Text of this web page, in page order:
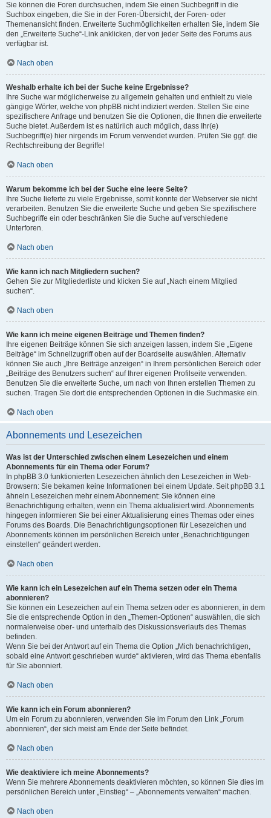
Sie können die Foren durchsuchen, indem Sie einen Suchbegriff in die
Suchbox eingeben, die Sie in der Foren-Übersicht, der Foren- oder
Themenansicht finden. Erweiterte Suchmöglichkeiten erhalten Sie, indem Sie
den „Erweiterte Suche“-Link anklicken, der von jeder Seite des Forums aus
verfügbar ist.
Nach oben
Weshalb erhalte ich bei der Suche keine Ergebnisse?
Ihre Suche war möglicherweise zu allgemein gehalten und enthielt zu viele
gängige Wörter, welche von phpBB nicht indiziert werden. Stellen Sie eine
spezifischere Anfrage und benutzen Sie die Optionen, die Ihnen die erweiterte
Suche bietet. Außerdem ist es natürlich auch möglich, dass Ihr(e)
Suchbegriff(e) hier nirgends im Forum verwendet wurden. Prüfen Sie ggf. die
Rechtschreibung der Begriffe!
Nach oben
Warum bekomme ich bei der Suche eine leere Seite?
Ihre Suche lieferte zu viele Ergebnisse, somit konnte der Webserver sie nicht
verarbeiten. Benutzen Sie die erweiterte Suche und geben Sie spezifischere
Suchbegriffe ein oder beschränken Sie die Suche auf verschiedene
Unterforen.
Nach oben
Wie kann ich nach Mitgliedern suchen?
Gehen Sie zur Mitgliederliste und klicken Sie auf „Nach einem Mitglied
suchen“.
Nach oben
Wie kann ich meine eigenen Beiträge und Themen finden?
Ihre eigenen Beiträge können Sie sich anzeigen lassen, indem Sie „Eigene
Beiträge“ im Schnellzugriff oben auf der Boardseite auswählen. Alternativ
können Sie auch „Ihre Beiträge anzeigen“ in Ihrem persönlichen Bereich oder
„Beiträge des Benutzers suchen“ auf Ihrer eigenen Profilseite verwenden.
Benutzen Sie die erweiterte Suche, um nach von Ihnen erstellen Themen zu
suchen. Tragen Sie dort die entsprechenden Optionen in die Suchmaske ein.
Nach oben
Abonnements und Lesezeichen
Was ist der Unterschied zwischen einem Lesezeichen und einem
Abonnements für ein Thema oder Forum?
In phpBB 3.0 funktionierten Lesezeichen ähnlich den Lesezeichen in Web-
Browsern: Sie bekamen keine Informationen bei einem Update. Seit phpBB 3.1
ähneln Lesezeichen mehr einem Abonnement: Sie können eine
Benachrichtigung erhalten, wenn ein Thema aktualisiert wird. Abonnements
hingegen informieren Sie bei einer Aktualisierung eines Themas oder eines
Forums des Boards. Die Benachrichtigungsoptionen für Lesezeichen und
Abonnements können im persönlichen Bereich unter „Benachrichtigungen
einstellen“ geändert werden.
Nach oben
Wie kann ich ein Lesezeichen auf ein Thema setzen oder ein Thema
abonnieren?
Sie können ein Lesezeichen auf ein Thema setzen oder es abonnieren, in dem
Sie die entsprechende Option in den „Themen-Optionen“ auswählen, die sich
normalerweise ober- und unterhalb des Diskussionsverlaufs des Themas
befinden.
Wenn Sie bei der Antwort auf ein Thema die Option „Mich benachrichtigen,
sobald eine Antwort geschrieben wurde“ aktivieren, wird das Thema ebenfalls
für Sie abonniert.
Nach oben
Wie kann ich ein Forum abonnieren?
Um ein Forum zu abonnieren, verwenden Sie im Forum den Link „Forum
abonnieren“, der sich meist am Ende der Seite befindet.
Nach oben
Wie deaktiviere ich meine Abonnements?
Wenn Sie mehrere Abonnements deaktivieren möchten, so können Sie dies im
persönlichen Bereich unter „Einstieg“ – „Abonnements verwalten“ machen.
Nach oben